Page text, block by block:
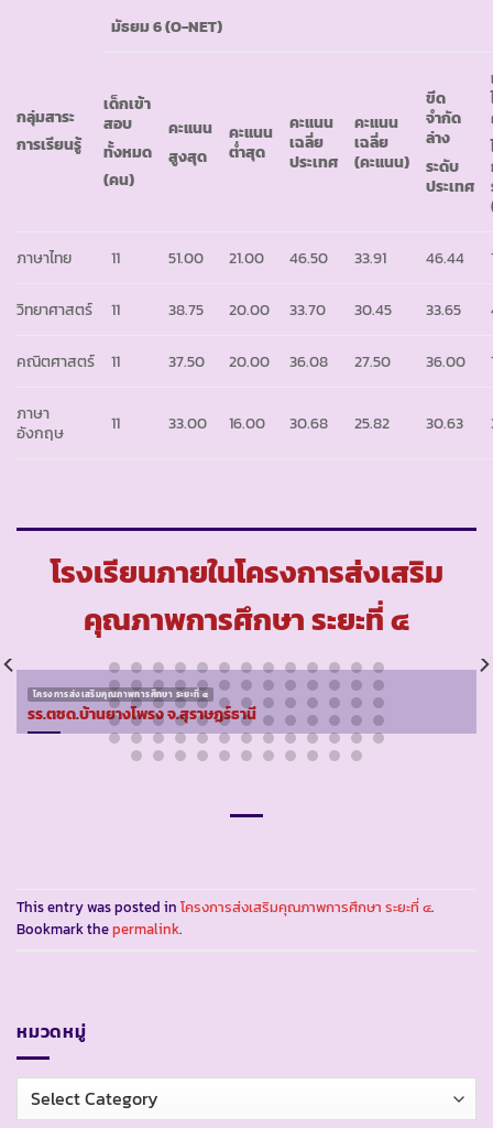
กลุ่มสาระ
การเรียนรู้
มัธยม 6 (O-NET)
เด็กเข้า
สอบ
ทั้งหมด
(คน)
คะแนน
สูงสุด
คะแนน
ต่ำสุด
คะแนน
เฉลี่ย
ประเทศ
คะแนน
เฉลี่ย
(คะแนน)
ขีด
จำกัด
ล่าง
ระดับ
ประเทศ
ภาษาไทย 11 51.00 21.00 46.50 33.91 46.44
วิทยาศาสตร์ 11 38.75 20.00 33.70 30.45 33.65
คณิตศาสตร์ 11 37.50 20.00 36.08 27.50 36.00
ภาษา
อังกฤษ
11 33.00 16.00 30.68 25.82 30.63
โรงเรียนภายในโครงการส่งเสริม
คุณภาพการศึกษา ระยะที่ ๔
โครงการส่งเสริมคุณภาพการศึกษา ระยะที่ ๔
รร.ตชด.บ้านยางโพรง จ.สุราษฏร์ธานี
This entry was posted in โครงการส่งเสริมคุณภาพการศึกษา ระยะที่ ๔.
Bookmark thepermalink.
หมวดหมู่
หมวด
หมู่